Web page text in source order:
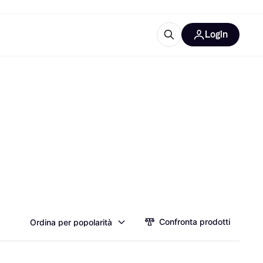
Login
Ordina per popolarità Confronta prodotti